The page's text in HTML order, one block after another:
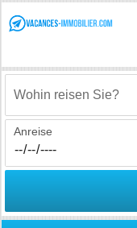
Wohin reisen Sie?
Anreise